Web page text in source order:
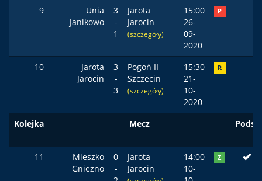
9
Unia
Janikowo
3
-
1
Jarota
Jarocin
(szczegóły)
15:00
26-
09-
2020
P
10
Jarota
Jarocin
3
-
3
Pogoń II
Szczecin
(szczegóły)
15:30
21-
10-
2020
R
Kolejka Mecz Podst
11
Mieszko
Gniezno
0
-
Jarota
Jarocin
14:00
10-
Z